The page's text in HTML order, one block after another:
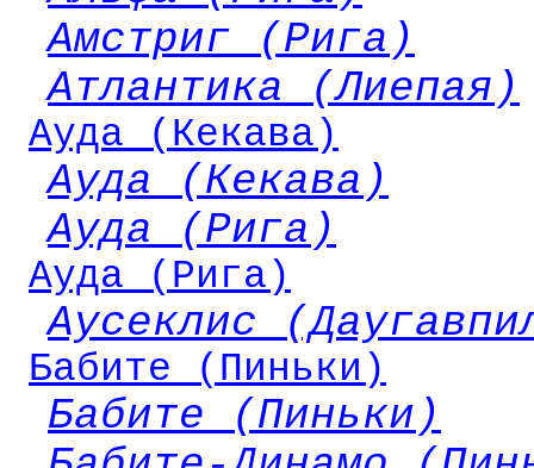
Амстриг (Рига)
Атлантика (Лиепая)
Ауда (Кекава)
Ауда (Кекава)
Ауда (Рига)
Ауда (Рига)
Аусеклис
Бабите (Пиньки)
Бабите (Пиньки)